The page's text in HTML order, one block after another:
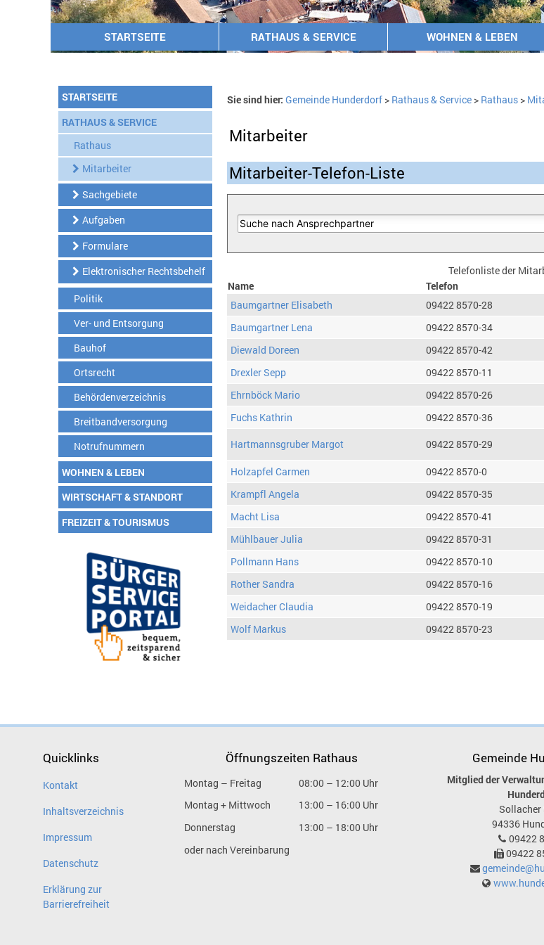
STARTSEITE RATHAUS & SERVICE WOHNEN & LEBEN
STARTSEITE
RATHAUS & SERVICE
Rathaus
Mitarbeiter
Sachgebiete
Aufgaben
Formulare
Elektronischer Rechtsbehelf
Politik
Ver- und Entsorgung
Bauhof
Ortsrecht
Behördenverzeichnis
Breitbandversorgung
Notrufnummern
WOHNEN & LEBEN
WIRTSCHAFT & STANDORT
FREIZEIT & TOURISMUS
Sie sind hier: Gemeinde Hunderdorf> Rathaus & Service> Rathaus>
Mitarbeiter
Mitarbeiter-Telefon-Liste
Telefonliste der
Name
Telefon
Baumgartner Elisabeth
09422 8570-28
Baumgartner Lena
09422 8570-34
Diewald Doreen
09422 8570-42
Drexler Sepp
09422 8570-11
Ehrnböck Mario
09422 8570-26
Fuchs Kathrin
09422 8570-36
Hartmannsgruber Margot
09422 8570-29
Holzapfel Carmen
09422 8570-0
Krampfl Angela
09422 8570-35
Macht Lisa
09422 8570-41
Mühlbauer Julia
09422 8570-31
Pollmann Hans
09422 8570-10
Rother Sandra
09422 8570-16
Weidacher Claudia
09422 8570-19
Wolf Markus
09422 8570-23
Quicklinks
Kontakt
Inhaltsverzeichnis
Impressum
Datenschutz
Erklärung zur
Barrierefreiheit
Öffnungszeiten Rathaus
Montag – Freitag
08:00 – 12:00 Uhr
Montag + Mittwoch
13:00 – 16:00 Uhr
Donnerstag
13:00 – 18:00 Uhr
oder nach Vereinbarung
Gemeinde
Mitglied der
Sollacher
94336
09422
09422